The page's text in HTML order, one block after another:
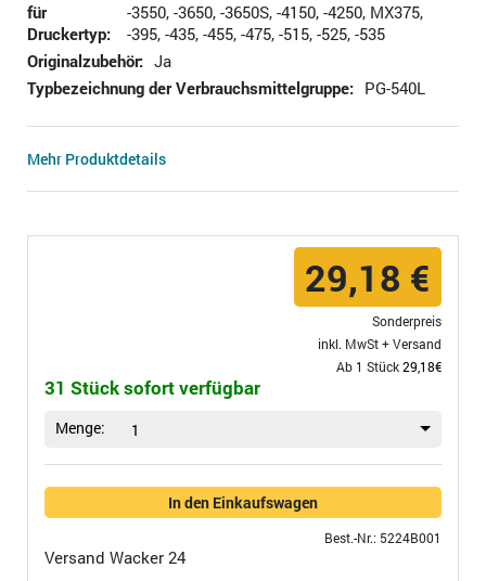
für
Druckertyp:
-3550, -3650, -3650S, -4150, -4250, MX375,
-395, -435, -455, -475, -515, -525, -535
Originalzubehör: Ja
Typbezeichnung der Verbrauchsmittelgruppe: PG-540L
Mehr Produktdetails
29,18 €
Sonderpreis
inkl. MwSt +Versand
Ab 1 Stück29,18€
31 Stück sofort verfügbar
Menge: 1
In den Einkaufswagen
Best.-Nr.: 5224B001
Versand Wacker 24